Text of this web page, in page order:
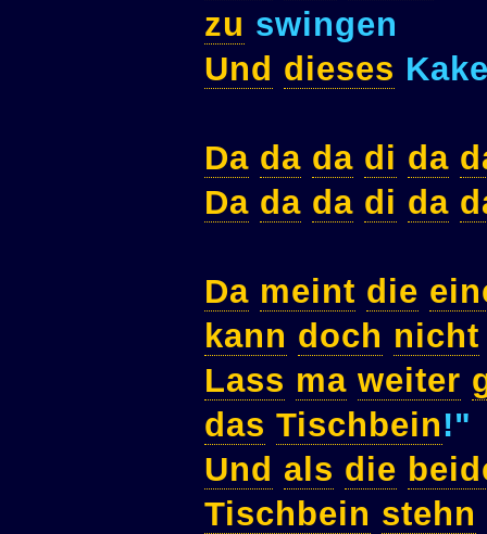
zu swingen
Und dieses
Da da da di da
Da da da di da
Da meint die
kann doch nicht
Lass ma weiter
das Tischbein!"
Und als die
Tischbein stehn